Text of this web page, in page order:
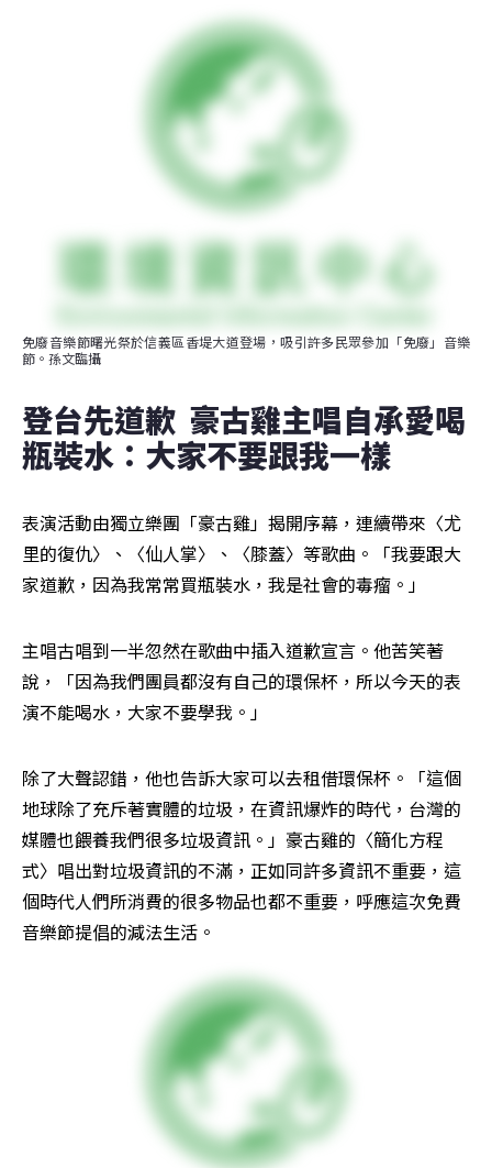
免廢音樂節曙光祭於信義區香堤大道登場，吸引許多民眾參加「免廢」音樂
節。孫文臨攝
登台先道歉  豪古雞主唱自承愛喝
瓶裝水：大家不要跟我一樣
表演活動由獨立樂團「豪古雞」揭開序幕，連續帶來〈尤
里的復仇〉、〈仙人掌〉、〈膝蓋〉等歌曲。「我要跟大
家道歉，因為我常常買瓶裝水，我是社會的毒瘤。」
主唱古唱到一半忽然在歌曲中插入道歉宣言。他苦笑著
說，「因為我們團員都沒有自己的環保杯，所以今天的表
演不能喝水，大家不要學我。」
除了大聲認錯，他也告訴大家可以去租借環保杯。「這個
地球除了充斥著實體的垃圾，在資訊爆炸的時代，台灣的
媒體也餵養我們很多垃圾資訊。」豪古雞的〈簡化方程
式〉唱出對垃圾資訊的不滿，正如同許多資訊不重要，這
個時代人們所消費的很多物品也都不重要，呼應這次免費
音樂節提倡的減法生活。